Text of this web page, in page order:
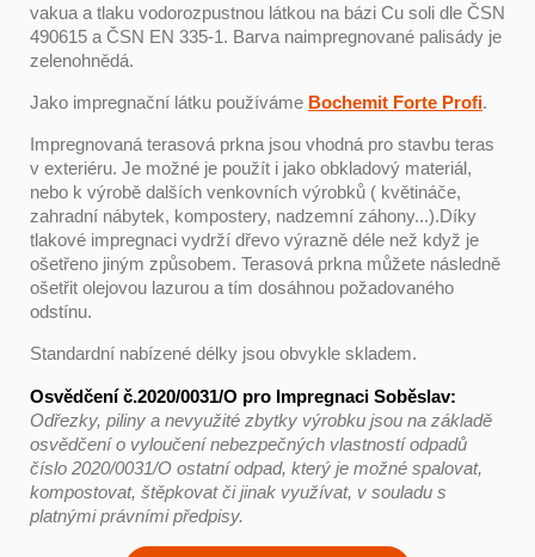
vakua a tlaku vodorozpustnou látkou na bázi Cu soli dle ČSN
490615 a ČSN EN 335-1. Barva naimpregnované palisády je
zelenohnědá.
Jako impregnační látku používáme Bochemit Forte Profi.
Impregnovaná terasová prkna jsou vhodná pro stavbu teras
v exteriéru. Je možné je použít i jako obkladový materiál,
nebo k výrobě dalších venkovních výrobků ( květináče,
zahradní nábytek, kompostery, nadzemní záhony...).Díky
tlakové impregnaci vydrží dřevo výrazně déle než když je
ošetřeno jiným způsobem. Terasová prkna můžete následně
ošetřit olejovou lazurou a tím dosáhnou požadovaného
odstínu.
Standardní nabízené délky jsou obvykle skladem.
Osvědčení č.2020/0031/O pro Impregnaci Soběslav:
Odřezky, piliny a nevyužité zbytky výrobku jsou na základě
osvědčení o vyloučení nebezpečných vlastností odpadů
číslo 2020/0031/O ostatní odpad, který je možné spalovat,
kompostovat, štěpkovat či jinak využívat, v souladu s
platnými právními předpisy.